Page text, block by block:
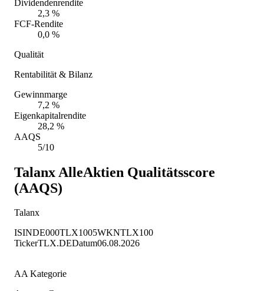
Dividendenrendite
2,3 %
FCF-Rendite
0,0 %
Qualität
Rentabilität & Bilanz
Gewinnmarge
7,2 %
Eigenkapitalrendite
28,2 %
AAQS
5/10
Talanx AlleAktien Qualitätsscore
(AAQS)
Talanx
ISINDE000TLX1005WKNTLX100
TickerTLX.DEDatum06.08.2026
AA Kategorie